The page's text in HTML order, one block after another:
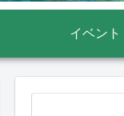
イベント